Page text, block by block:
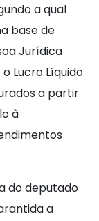
a qual
base de
Jurídica
Lucro Líquido
a partir
à
do deputado
a